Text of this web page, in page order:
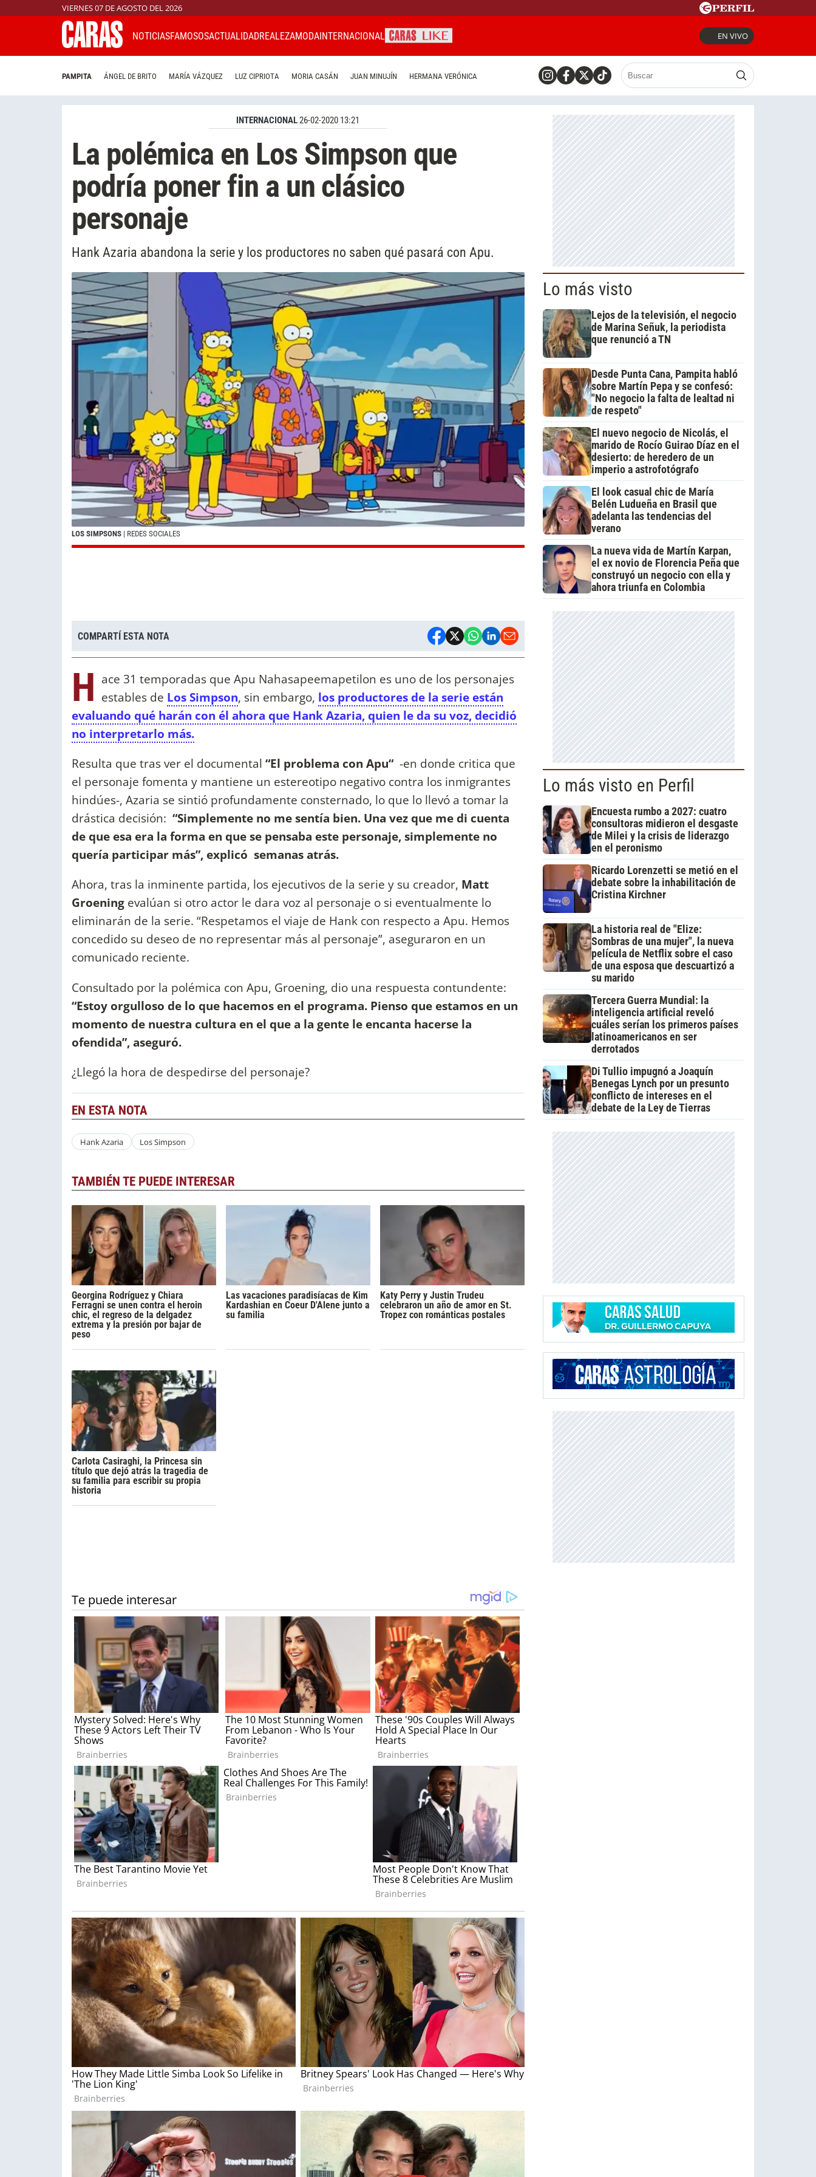
VIERNES 07 DE AGOSTO DEL 2026
NOTICIASFAMOSOSACTUALIDADREALEZAMODAINTERNACIONAL EN VIVO
PAMPITA ÁNGEL DE BRITO MARÍA VÁZQUEZ LUZ CIPRIOTA MORIA CASÁN JUAN MINUJÍN HERMANA VERÓNICA
INTERNACIONAL26-02-2020 13:21
La polémica en Los Simpson que
podría poner fin a un clásico
personaje
Hank Azaria abandona la serie y los productores no saben qué pasará con Apu.
LOS SIMPSONS | REDES SOCIALES
COMPARTÍ ESTA NOTA
H ace 31 temporadas que Apu Nahasapeemapetilon es uno de los personajes
estables de Los Simpson, sin embargo, los productores de la serie están
evaluando qué harán con él ahora que Hank Azaria, quien le da su voz, decidió
no interpretarlo más.
Resulta que tras ver el documental “El problema con Apu“-en donde critica que
el personaje fomenta y mantiene un estereotipo negativo contra los inmigrantes
hindúes-, Azaria se sintió profundamente consternado, lo que lo llevó a tomar la
drástica decisión: “Simplemente no me sentía bien. Una vez que me di cuenta
de que esa era la forma en que se pensaba este personaje, simplemente no
quería participar más”, explicó semanas atrás.
Ahora, tras la inminente partida, los ejecutivos de la serie y su creador, Matt
Groening evalúan si otro actor le dara voz al personaje o si eventualmente lo
eliminarán de la serie. “Respetamos el viaje de Hank con respecto a Apu. Hemos
concedido su deseo de no representar más al personaje”, aseguraron en un
comunicado reciente.
Consultado por la polémica con Apu, Groening, dio una respuesta contundente:
“Estoy orgulloso de lo que hacemos en el programa. Pienso que estamos en un
momento de nuestra cultura en el que a la gente le encanta hacerse la
ofendida”, aseguró.
¿Llegó la hora de despedirse del personaje?
EN ESTA NOTA
Hank Azaria Los Simpson
TAMBIÉN TE PUEDE INTERESAR
Georgina Rodríguez y Chiara
Ferragni se unen contra el heroin
chic, el regreso de la delgadez
extrema y la presión por bajar de
peso
Las vacaciones paradisíacas de Kim
Kardashian en Coeur D'Alene junto a
su familia
Katy Perry y Justin Trudeu
celebraron un año de amor en St.
Tropez con románticas postales
Carlota Casiraghi, la Princesa sin
título que dejó atrás la tragedia de
su familia para escribir su propia
historia
Lo más visto
Lejos de la televisión, el negocio
de Marina Señuk, la periodista
que renunció a TN
Desde Punta Cana, Pampita habló
sobre Martín Pepa y se confesó:
"No negocio la falta de lealtad ni
de respeto"
El nuevo negocio de Nicolás, el
marido de Rocío Guirao Díaz en el
desierto: de heredero de un
imperio a astrofotógrafo
El look casual chic de María
Belén Ludueña en Brasil que
adelanta las tendencias del
verano
La nueva vida de Martín Karpan,
el ex novio de Florencia Peña que
construyó un negocio con ella y
ahora triunfa en Colombia
Lo más visto en Perfil
Encuesta rumbo a 2027: cuatro
consultoras midieron el desgaste
de Milei y la crisis de liderazgo
en el peronismo
Ricardo Lorenzetti se metió en el
debate sobre la inhabilitación de
Cristina Kirchner
La historia real de "Elize:
Sombras de una mujer", la nueva
película de Netflix sobre el caso
de una esposa que descuartizó a
su marido
Tercera Guerra Mundial: la
inteligencia artificial reveló
cuáles serían los primeros países
latinoamericanos en ser
derrotados
Di Tullio impugnó a Joaquín
Benegas Lynch por un presunto
conflicto de intereses en el
debate de la Ley de Tierras